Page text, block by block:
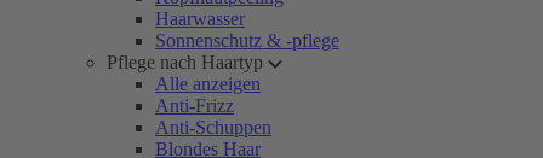
Haarwasser
Sonnenschutz & -pflege
Pflege nach Haartyp
Alle anzeigen
Anti-Frizz
Anti-Schuppen
Blondes Haar